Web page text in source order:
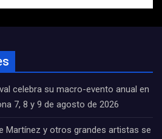
celebra su macro-evento anual en
7, 8 y 9 de agosto de 2026
Martínez y otros grandes artistas se